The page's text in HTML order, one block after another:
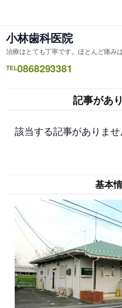
ス
キ
ッ
小林歯科医院
治療はとても丁寧です。ほとんど痛み
TEL0868293381
記事があ
該当する記事がありませ
基本